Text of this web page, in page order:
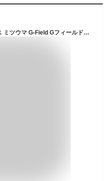
長靴 レインブーツ メンズ レディース ミツウマ G-Field Gフィールド01 MITSUUMA ロング 冬雪 梅雨 幅広 軽量ラバー クロ ブラウン OG SS-LL 23cm-27cm ゲリラ豪雨 大雨 台風対策